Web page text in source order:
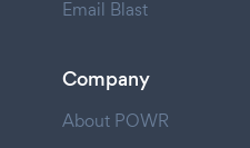
Email Blast
Company
About POWR